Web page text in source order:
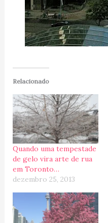
Relacionado
Quando uma tempestade
de gelo vira arte de rua
em Toronto…
dezembro 25, 2013